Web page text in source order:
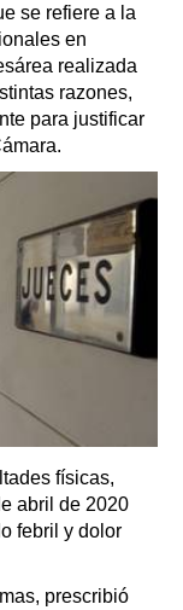
se refiere a la
en
realizada
razones,
para justificar
físicas,
abril de 2020
febril y dolor
prescribió